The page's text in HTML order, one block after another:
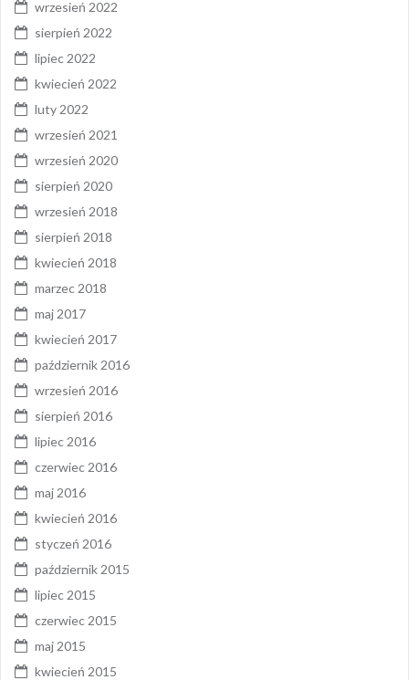
wrzesień 2022
sierpień 2022
lipiec 2022
kwiecień 2022
luty 2022
wrzesień 2021
wrzesień 2020
sierpień 2020
wrzesień 2018
sierpień 2018
kwiecień 2018
marzec 2018
maj 2017
kwiecień 2017
październik 2016
wrzesień 2016
sierpień 2016
lipiec 2016
czerwiec 2016
maj 2016
kwiecień 2016
styczeń 2016
październik 2015
lipiec 2015
czerwiec 2015
maj 2015
kwiecień 2015